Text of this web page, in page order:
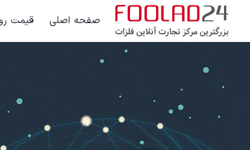
صفحه اصلی قیمت